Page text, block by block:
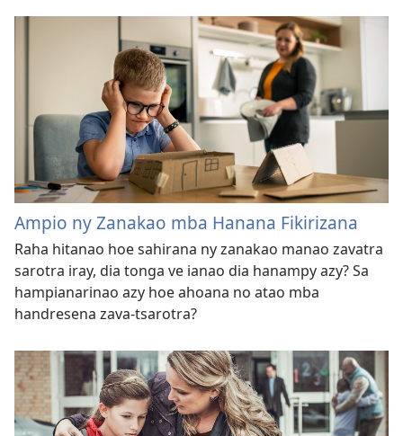
Ampio ny Zanakao mba Hanana Fikirizana
Raha hitanao hoe sahirana ny zanakao manao zavatra
sarotra iray, dia tonga ve ianao dia hanampy azy? Sa
hampianarinao azy hoe ahoana no atao mba
handresena zava-tsarotra?